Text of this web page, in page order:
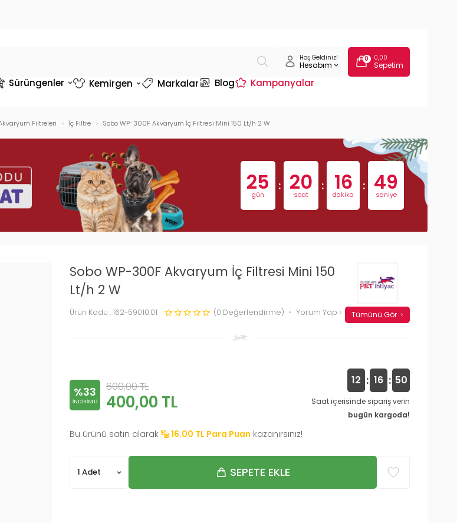
Hoş Geldiniz!
Hesabım
0 0,00
Sepetim
Sürüngenler Kemirgen Markalar Blog Kampanyalar
Filtreleri İç Filtre Sobo WP-300F Akvaryum İç Filtresi Mini 150 Lt/h 2 W
25
gün
: 20
saat
: 16
dakika
: 48
saniye
Sobo WP-300F Akvaryum İç Filtresi Mini 150
Lt/h 2 W
Ürün Kodu : 162-59010.01 (0 Değerlendirme) Yorum Yap Tümünü Gör
%33
INDIRIMLI
600,00TL
400,00 TL
12 : 16 : 49
Saat içerisinde sipariş verin
bugün kargoda!
Bu ürünü satın alarak 16.00 TL Para Puan kazanırsınız!
SEPETE EKLE